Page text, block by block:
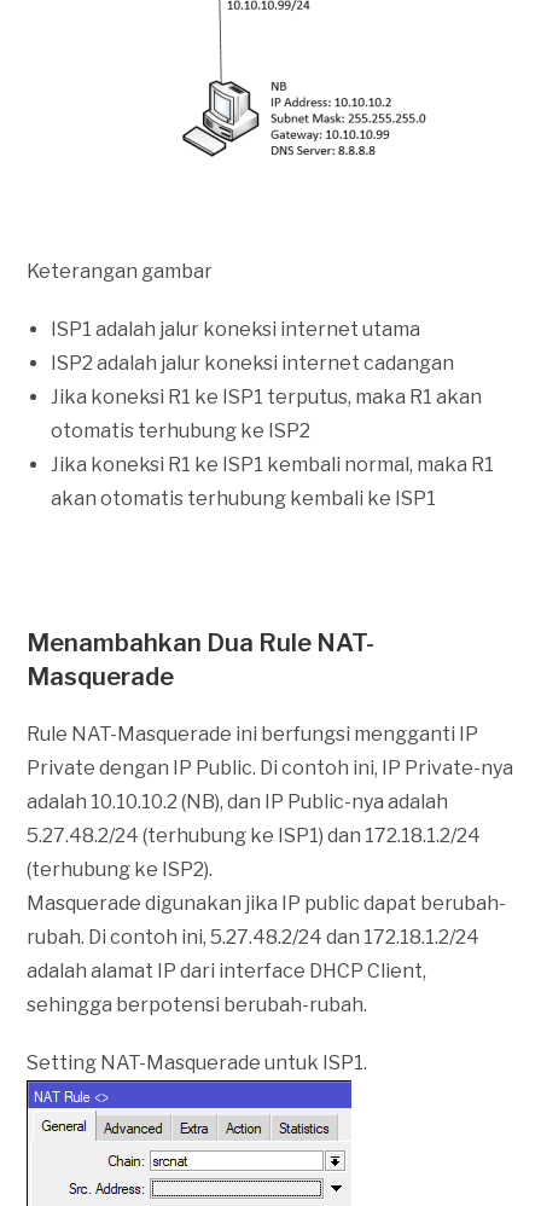
Keterangan gambar
ISP1 adalah jalur koneksi internet utama
ISP2 adalah jalur koneksi internet cadangan
Jika koneksi R1 ke ISP1 terputus, maka R1 akan
otomatis terhubung ke ISP2
Jika koneksi R1 ke ISP1 kembali normal, maka R1
akan otomatis terhubung kembali ke ISP1
Menambahkan Dua Rule NAT-
Masquerade
Rule NAT-Masquerade ini berfungsi mengganti IP
Private dengan IP Public. Di contoh ini, IP Private-nya
adalah 10.10.10.2 (NB), dan IP Public-nya adalah
5.27.48.2/24 (terhubung ke ISP1) dan 172.18.1.2/24
(terhubung ke ISP2).
Masquerade digunakan jika IP public dapat berubah-
rubah. Di contoh ini, 5.27.48.2/24 dan 172.18.1.2/24
adalah alamat IP dari interface DHCP Client,
sehingga berpotensi berubah-rubah.
Setting NAT-Masquerade untuk ISP1.